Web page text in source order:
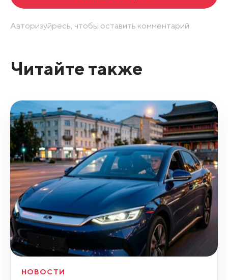
Авторизуйресь, чтобы оставить комментарий.
Читайте также
НОВОСТИ